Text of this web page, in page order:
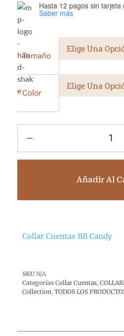
Hasta 12 pagos sin tarjeta
Saber más
Tamaño
Color
Añadir Al
Collar Cuentas BB Candy
SKU N/A
Categorías Collar Cuentas,
Collection, TODOS LOS